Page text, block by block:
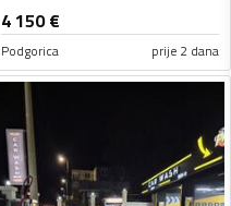
4 150€
Podgorica prije 2 dana